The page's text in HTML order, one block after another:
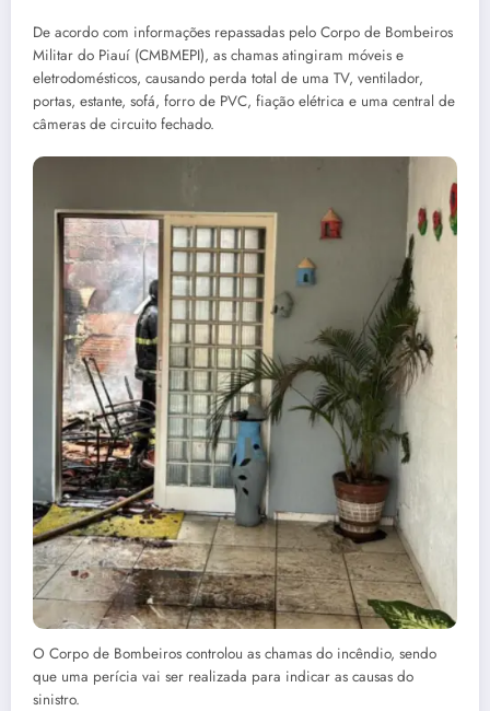
De acordo com informações repassadas pelo Corpo de Bombeiros
Militar do Piauí (CMBMEPI), as chamas atingiram móveis e
eletrodomésticos, causando perda total de uma TV, ventilador,
portas, estante, sofá, forro de PVC, fiação elétrica e uma central de
câmeras de circuito fechado.
O Corpo de Bombeiros controlou as chamas do incêndio, sendo
que uma perícia vai ser realizada para indicar as causas do
sinistro.